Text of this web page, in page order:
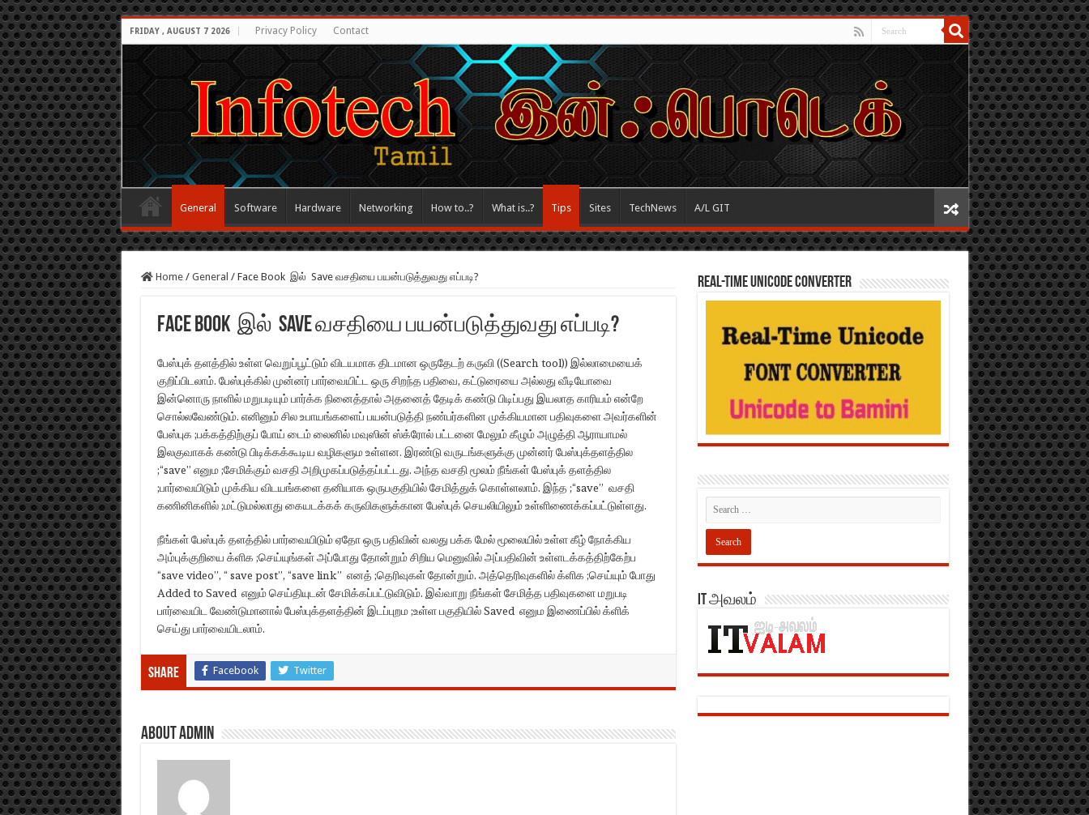
FRIDAY , AUGUST 7 2026 Privacy Policy Contact
General Software Hardware Networking How to..? What is..? Tips Sites TechNews A/L GIT
Home / General / Face Book இல் Save வசதியை பயன்படுத்துவது எப்படி?
Face Book இல் Save வசதியை பயன்படுத்துவது எப்படி?
பேஸ்புக் தளத்தில் உள்ள வெறுப்பூட்டும் விடயமாக திடமான ஒருதேடற் கருவி ((Search tool)) இல்லாமையைக்
குறிப்பிடலாம். பேஸ்புக்கில் முன்னர் பார்வையிட்ட ஒரு சிறந்த பதிவை, கட்டுரையை அல்லது வீடியோவை
இன்னொரு நாளில் மறுபடியும் பார்க்க நினைத்தால் அதனைத் தேடிக் கண்டு பிடிப்பது இயலாத காரியம் என்றே
சொல்லவேண்டும். எனினும் சில உபாயங்களைப் பயன்படுத்தி நண்பர்களின முக்கியமான பதிவுகளை அவர்களின்
பேஸ்புக ;பக்கத்திற்குப் போய் டைம் லைனில் மவுஸின் ஸ்க்ரோல் பட்டனை மேலும் கீழும் அழுத்தி ஆராயாமல்
இலகுவாகக் கண்டு பிடிக்கக்கூடிய வழிகளும உள்ளன. இரண்டு வருடங்களுக்கு முன்னர் பேஸ்புக்தளத்தில
;“save” எனும ;சேமிக்கும் வசதி அறிமுகப்படுத்தப்பட்டது. அந்த வசதி மூலம் நீங்கள் பேஸ்புக் தளத்தில
;பார்வையிடும் முக்கிய விடயங்களை தனியாக ஒருபகுதியில் சேமித்துக் கொள்ளலாம். இந்த ;“save” வசதி
கணினிகளில் ;மட்டுமல்லாது கையடக்கக் கருவிகளுக்கான பேஸ்புக் செயலியிலும் உள்ளிணைக்கப்பட்டுள்ளது.
நீங்கள் பேஸ்புக் தளத்தில் பார்வையிடும் ஏதோ ஒரு பதிவின் வலது பக்க மேல் மூலையில் உள்ள கீழ் நோக்கிய
அம்புக்குறியை க்ளிக ;செய்யுங்கள் அப்போது தோன்றும் சிறிய மெனுவில் அப்பதிவின் உள்ளடக்கத்திற்கேற்ப
“save video”, “ save post”, “save link” எனத் ;தெரிவுகள் தோன்றும். அத்தெரிவுகளில் க்ளிக ;செய்யும் போது
Added to Saved எனும் செய்தியுடன் சேமிக்கப்பட்டுவிடும். இவ்வாறு நீங்கள் சேமித்த பதிவுகளை மறுபடி
பார்வையிட வேண்டுமானால் பேஸ்புக்தளத்தின் இடப்புறம ;உள்ள பகுதியில் Saved எனும இணைப்பில் க்ளிக்
செய்து பார்வையிடலாம்.
Share Facebook Twitter
About admin
REAL-TIME UNICODE CONVERTER
IT அவலம்